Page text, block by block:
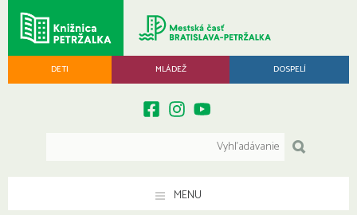
DETI MLÁDEŽ DOSPELÍ
MENU